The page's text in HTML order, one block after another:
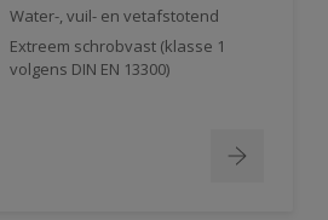
Water-, vuil- en vetafstotend
Extreem schrobvast (klasse 1
volgens DIN EN 13300)